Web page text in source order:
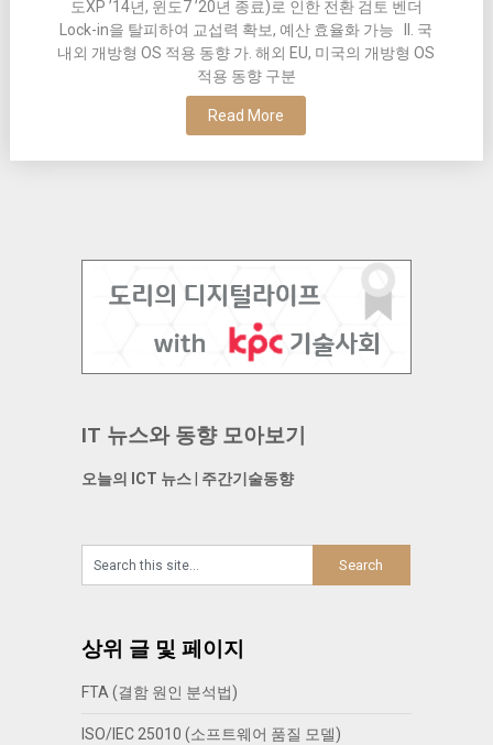
도XP ’14년, 윈도7 ’20년 종료)로 인한 전환 검토 벤더
Lock-in을 탈피하여 교섭력 확보, 예산 효율화 가능 II. 국
내외 개방형 OS 적용 동향 가. 해외 EU, 미국의 개방형 OS
적용 동향 구분
Read More
IT 뉴스와 동향 모아보기
오늘의 ICT 뉴스| 주간기술동향
상위 글 및 페이지
FTA (결함 원인 분석법)
ISO/IEC 25010 (소프트웨어 품질 모델)